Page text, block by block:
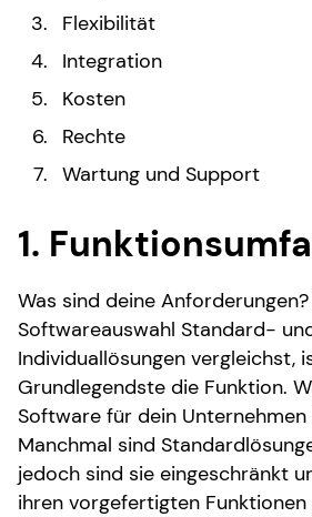
Flexibilität
Integration
Kosten
Rechte
Wartung und Support
1.
Was sind deine
Softwareauswahl Standard-
Individuallösungen vergleichst,
Grundlegendste die Funktion.
Software für dein Unternehmen
Manchmal sind
jedoch sind sie eingeschränkt
ihren vorgefertigten